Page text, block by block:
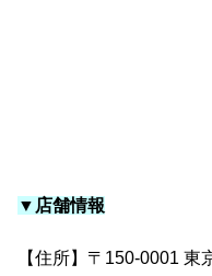
▼店舗情報
【住所】〒150-0001 東